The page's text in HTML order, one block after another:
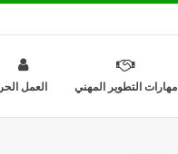
مهارات التطوير المهني العمل الحر